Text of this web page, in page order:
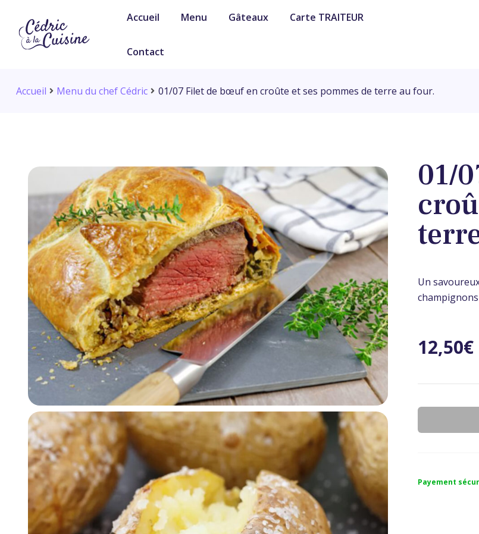
Accueil Menu Gâteaux Carte TRAITEUR
Contact
Accueil Menu du chef Cédric 01/07 Filet de bœuf en croûte et ses pommes de terre au four.
01/
Un
12,50€
Payement